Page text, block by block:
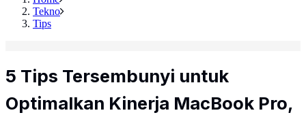
Tekno
Tips
5 Tips Tersembunyi untuk
Optimalkan Kinerja MacBook Pro,